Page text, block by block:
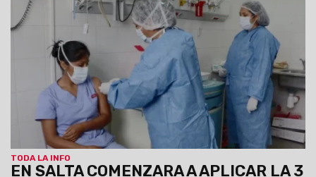
TODA LA INFO
EN SALTA COMENZARA A APLICAR LA 3
tomada en una reunión del Consejo Federal de Salud, tras
una solicitud del ministro Esteban. Sus pares Bouhid, de
Jujuy y Chalha, de Tucumán acompañaron la moción.